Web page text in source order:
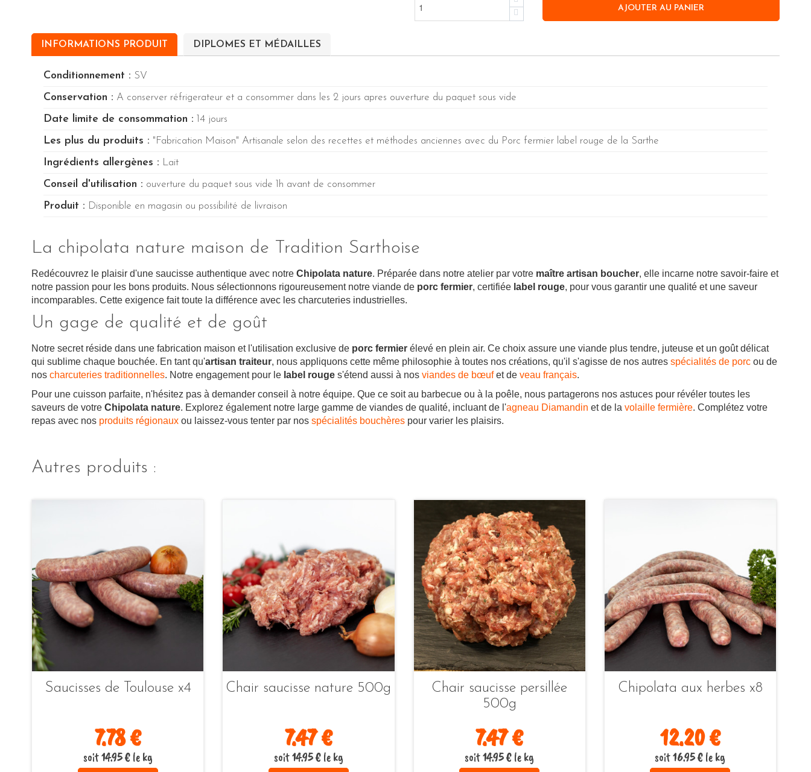
INFORMATIONS PRODUIT DIPLOMES ET MÉDAILLES
Conditionnement : SV
Conservation : A conserver réfrigerateur et a consommer dans les 2 jours apres ouverture du paquet sous vide
Date limite de consommation : 14 jours
Les plus du produits : "Fabrication Maison" Artisanale selon des recettes et méthodes anciennes avec du Porc fermier label rouge de la Sarthe
Ingrédients allergènes : Lait
Conseil d'utilisation : ouverture du paquet sous vide 1h avant de consommer
Produit : Disponible en magasin ou possibilité de livraison
La chipolata nature maison de Tradition Sarthoise
Redécouvrez le plaisir d'une saucisse authentique avec notre Chipolata nature. Préparée dans notre atelier par votre maître artisan boucher, elle incarne notre savoir-faire et
notre passion pour les bons produits. Nous sélectionnons rigoureusement notre viande de porc fermier, certifiée label rouge, pour vous garantir une qualité et une saveur
incomparables. Cette exigence fait toute la différence avec les charcuteries industrielles.
Un gage de qualité et de goût
Notre secret réside dans une fabrication maison et l'utilisation exclusive de porc fermier élevé en plein air. Ce choix assure une viande plus tendre, juteuse et un goût délicat
qui sublime chaque bouchée. En tant qu'artisan traiteur, nous appliquons cette même philosophie à toutes nos créations, qu'il s'agisse de nos autres spécialités de porc ou de
nos charcuteries traditionnelles. Notre engagement pour le label rouge s'étend aussi à nos viandes de bœufet de veau français.
Pour une cuisson parfaite, n'hésitez pas à demander conseil à notre équipe. Que ce soit au barbecue ou à la poêle, nous partagerons nos astuces pour révéler toutes les
saveurs de votre Chipolata nature. Explorez également notre large gamme de viandes de qualité, incluant de l'agneau Diamandin et de la volaille fermière. Complétez votre
repas avec nos produits régionaux ou laissez-vous tenter par nos spécialités bouchères pour varier les plaisirs.
Autres produits :
Saucisses de Toulouse x4
7.78 €
soit 14.95 € le kg
Chair saucisse nature 500g
7.47 €
soit 14.95 € le kg
Chair saucisse persillée
500g
7.47 €
soit 14.95 € le kg
Chipolata aux herbes x8
12.20 €
soit 16.95 € le kg